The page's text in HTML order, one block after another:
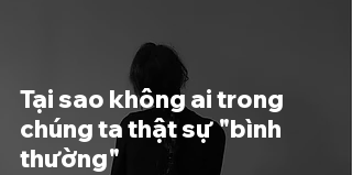
Tại sao không ai trong
chúng ta thật sự "bình
thường"